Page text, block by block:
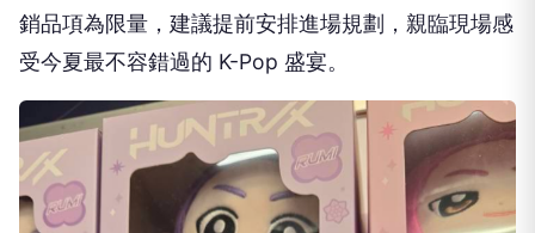
銷品項為限量，建議提前安排進場規劃， 親臨現場感
受今夏最不容錯過的 K-Pop 盛宴。